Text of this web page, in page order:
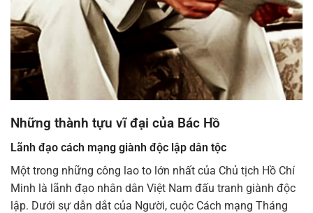
Những thành tựu vĩ đại của Bác Hồ
Lãnh đạo cách mạng giành độc lập dân tộc
Một trong những công lao to lớn nhất của Chủ tịch Hồ Chí
Minh là lãnh đạo nhân dân Việt Nam đấu tranh giành độc
lập. Dưới sự dẫn dắt của Người, cuộc Cách mạng Tháng